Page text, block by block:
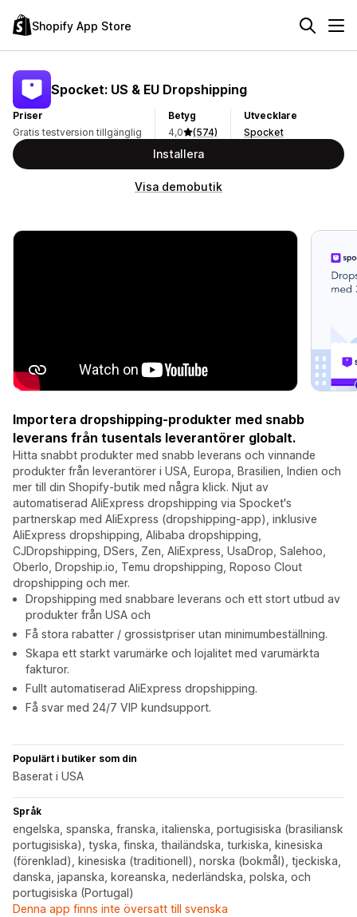
Shopify App Store
Spocket: US & EU Dropshipping
Priser
Gratis testversion tillgänglig
Betyg
4,0
(574)
Utvecklare
Spocket
Installera
Visa demobutik
Importera dropshipping-produkter med snabb
leverans från tusentals leverantörer globalt.
Hitta snabbt produkter med snabb leverans och vinnande
produkter från leverantörer i USA, Europa, Brasilien, Indien och
mer till din Shopify-butik med några klick. Njut av
automatiserad AliExpress dropshipping via Spocket's
partnerskap med AliExpress (dropshipping-app), inklusive
AliExpress dropshipping, Alibaba dropshipping,
CJDropshipping, DSers, Zen, AliExpress, UsaDrop, Salehoo,
Oberlo, Dropship.io, Temu dropshipping, Roposo Clout
dropshipping och mer.
Dropshipping med snabbare leverans och ett stort utbud av
produkter från USA och
Få stora rabatter / grossistpriser utan minimumbeställning.
Skapa ett starkt varumärke och lojalitet med varumärkta
fakturor.
Fullt automatiserad AliExpress dropshipping.
Få svar med 24/7 VIP kundsupport.
Populärt i butiker som din
Baserat i USA
Språk
engelska, spanska, franska, italienska, portugisiska (brasiliansk
portugisiska), tyska, finska, thailändska, turkiska, kinesiska
(förenklad), kinesiska (traditionell), norska (bokmål), tjeckiska,
danska, japanska, koreanska, nederländska, polska, och
portugisiska (Portugal)
Denna app finns inte översatt till svenska